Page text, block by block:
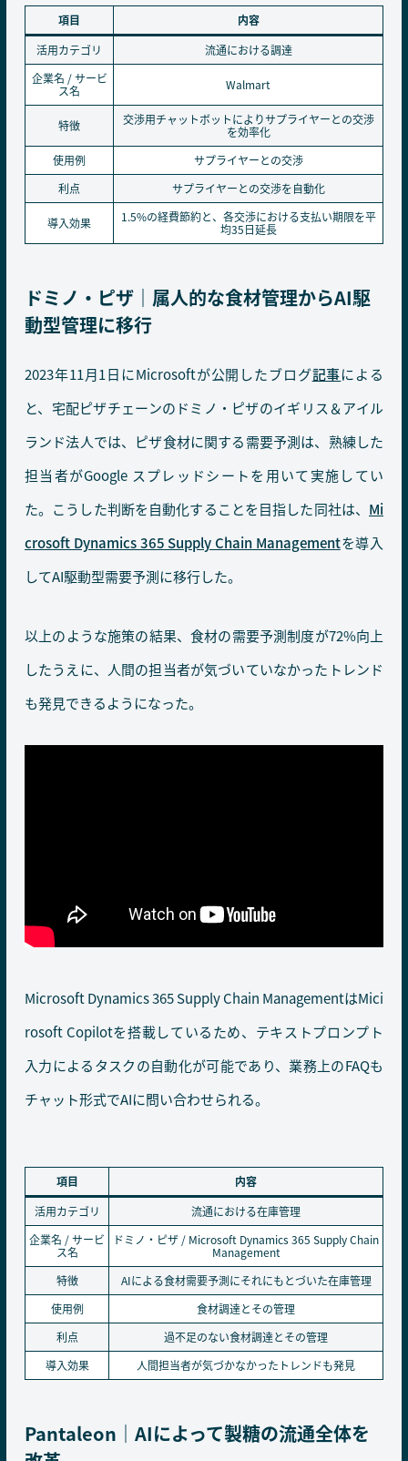
項目
内容
活用カテゴリ
流通における調達
企業名 / サービ
ス名
Walmart
特徴
交渉用チャットボットによりサプライヤーとの交渉
を効率化
使用例
サプライヤーとの交渉
利点
サプライヤーとの交渉を自動化
導入効果
1.5%の経費節約と、各交渉における支払い期限を平
均35日延長
ドミノ・ピザ｜属人的な食材管理からAI駆
動型管理に移行
2023年11月1日にMicrosoftが公開したブログ記事による
と、宅配ピザチェーンのドミノ・ピザのイギリス＆アイル
ランド法人では、ピザ食材に関する需要予測は、熟練した
担当者がGoogle スプレッドシートを用いて実施してい
た。こうした判断を自動化することを目指した同社は、 Mi
crosoft Dynamics 365 Supply Chain Managementを導入
してAI駆動型需要予測に移行した。
以上のような施策の結果、食材の需要予測制度が72%向上
したうえに、人間の担当者が気づいていなかったトレンド
も発見できるようになった。
Microsoft Dynamics 365 Supply Chain ManagementはMici
rosoft Copilotを搭載しているため、テキストプロンプト
入力によるタスクの自動化が可能であり、業務上のFAQも
チャット形式でAIに問い合わせられる。
項目
内容
活用カテゴリ
流通における在庫管理
企業名 / サービ
ス名
ドミノ・ピザ / Microsoft Dynamics 365 Supply Chain
Management
特徴
AIによる食材需要予測にそれにもとづいた在庫管理
使用例
食材調達とその管理
利点
過不足のない食材調達とその管理
導入効果
人間担当者が気づかなかったトレンドも発見
Pantaleon｜AIによって製糖の流通全体を